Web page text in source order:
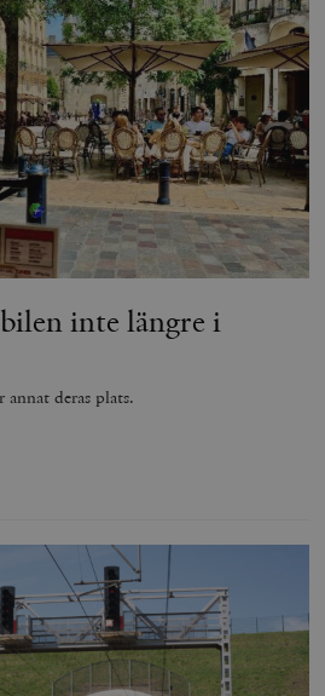
inte längre i
deras plats.